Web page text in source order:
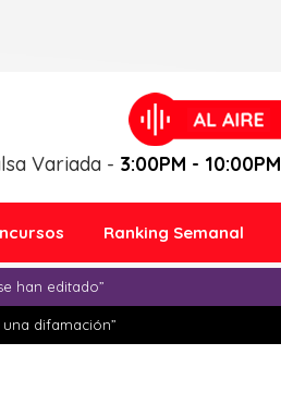
Variada - 3:00PM - 10:00PM
Ranking Semanal
han editado”
difamación”